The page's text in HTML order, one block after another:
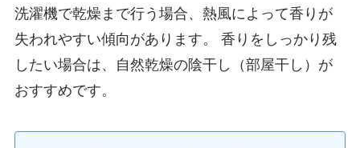
洗濯機で乾燥まで行う場合、熱風によって香りが
失われやすい傾向があります。 香りをしっかり残
したい場合は、自然乾燥の陰干し（部屋干し）が
おすすめです。